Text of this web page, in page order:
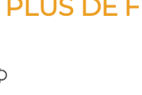
PLUS DE